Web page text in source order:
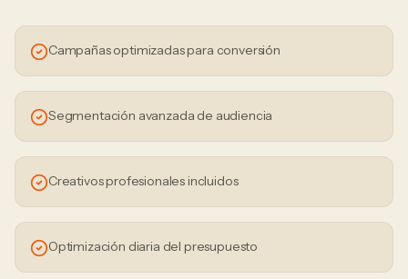
Campañas optimizadas para conversión
Segmentación avanzada de audiencia
Creativos profesionales incluidos
Optimización diaria del presupuesto